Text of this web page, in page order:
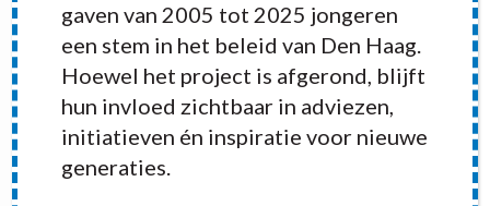
gaven van 2005 tot 2025 jongeren
een stem in het beleid van Den Haag.
Hoewel het project is afgerond, blijft
hun invloed zichtbaar in adviezen,
initiatieven én inspiratie voor nieuwe
generaties.